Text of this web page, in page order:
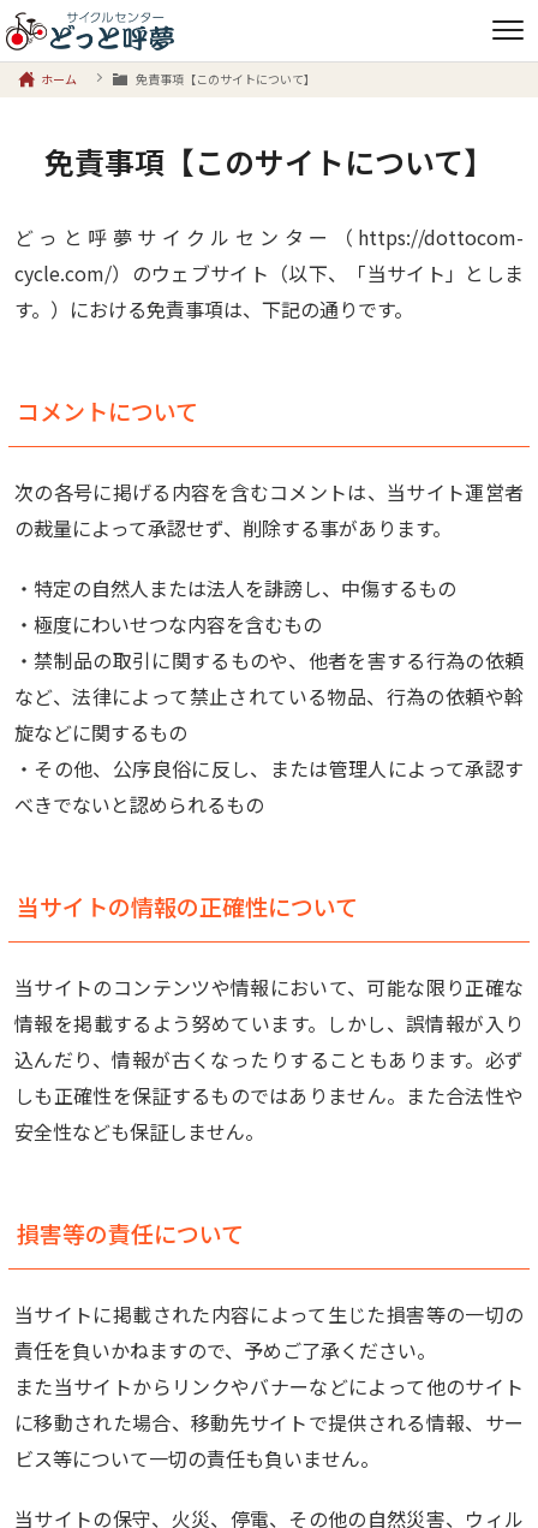
ホーム 免責事項【このサイトについて】
免責事項【このサイトについて】
どっと呼夢サイクルセンター（https://dottocom-
cycle.com/）のウェブサイト（以下、「当サイト」としま
す。）における免責事項は、下記の通りです。
コメントについて
次の各号に掲げる内容を含むコメントは、当サイト運営者
の裁量によって承認せず、削除する事があります。
・特定の自然人または法人を誹謗し、中傷するもの
・極度にわいせつな内容を含むもの
・禁制品の取引に関するものや、他者を害する行為の依頼
など、法律によって禁止されている物品、行為の依頼や斡
旋などに関するもの
・その他、公序良俗に反し、または管理人によって承認す
べきでないと認められるもの
当サイトの情報の正確性について
当サイトのコンテンツや情報において、可能な限り正確な
情報を掲載するよう努めています。しかし、誤情報が入り
込んだり、情報が古くなったりすることもあります。必ず
しも正確性を保証するものではありません。また合法性や
安全性なども保証しません。
損害等の責任について
当サイトに掲載された内容によって生じた損害等の一切の
責任を負いかねますので、予めご了承ください。
また当サイトからリンクやバナーなどによって他のサイト
に移動された場合、移動先サイトで提供される情報、サー
ビス等について一切の責任も負いません。
当サイトの保守、火災、停電、その他の自然災害、ウィル